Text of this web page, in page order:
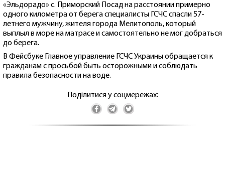
«Эльдорадо» с. Приморский Посад на расстоянии примерно
одного километра от берега специалисты ГСЧС спасли 57-
летнего мужчину, жителя города Мелитополь, который
выплыл в море на матрасе и самостоятельно не мог добраться
до берега.
В Фейсбуке Главное управление ГСЧС Украины обращается к
гражданам с просьбой быть осторожными и соблюдать
правила безопасности на воде.
Поділитися у соцмережах: